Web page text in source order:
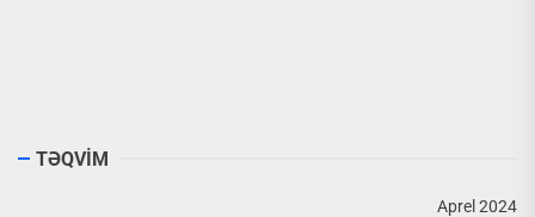
TƏQVİM
Aprel 2024